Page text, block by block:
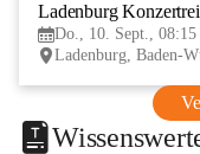
Ladenburg
Do., 10. Sept.,
Ladenburg, Baden-